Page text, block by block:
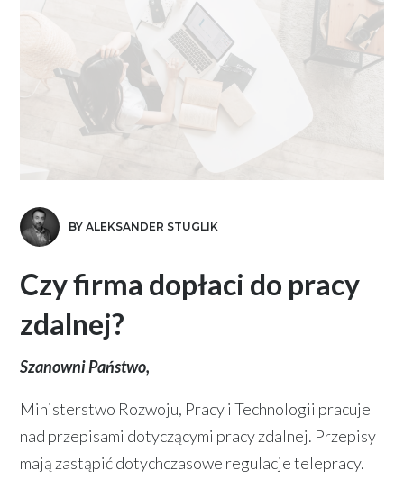
BY ALEKSANDER STUGLIK
Czy firma dopłaci do pracy
zdalnej?
Szanowni Państwo,
Ministerstwo Rozwoju, Pracy i Technologii pracuje
nad przepisami dotyczącymi pracy zdalnej. Przepisy
mają zastąpić dotychczasowe regulacje telepracy.